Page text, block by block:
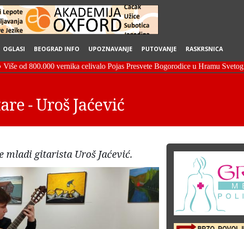
OGLASI BEOGRAD INFO UPOZNAVANJE PUTOVANJE RASKRSNICA
- Uroš Jaćević
mladi gitarista Uroš Jaćević.